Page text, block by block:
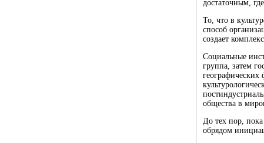
достаточным,
То, что в
способ
создает
Социальные
группа, затем
географических
общества в
До тех пор, пока
обрядом